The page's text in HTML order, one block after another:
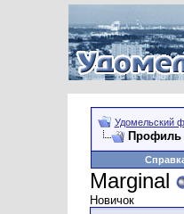
Удомельский
Профиль
Marginal
Новичок